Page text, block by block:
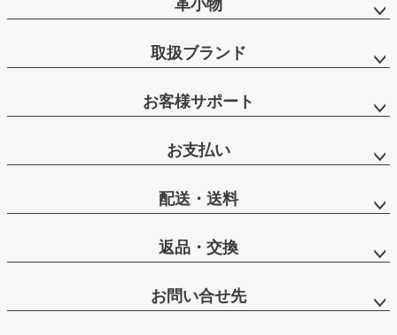
取扱ブランド
お客様サポート
お支払い
配送・送料
返品・交換
お問い合せ先